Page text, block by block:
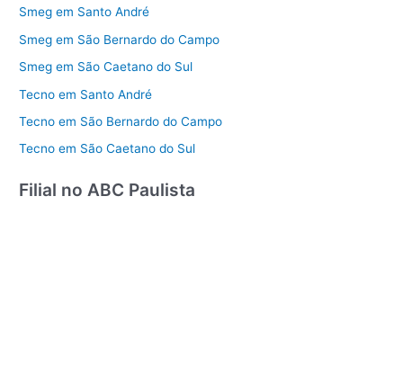
Smeg em Santo André
Smeg em São Bernardo do Campo
Smeg em São Caetano do Sul
Tecno em Santo André
Tecno em São Bernardo do Campo
Tecno em São Caetano do Sul
Filial no ABC Paulista